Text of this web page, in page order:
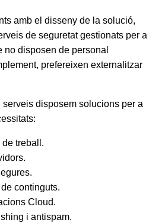
amb el disseny de la solució,
de seguretat gestionats per a
disposen de personal
prefereixen externalitzar
disposem solucions per a
treball.
continguts.
Cloud.
i antispam.